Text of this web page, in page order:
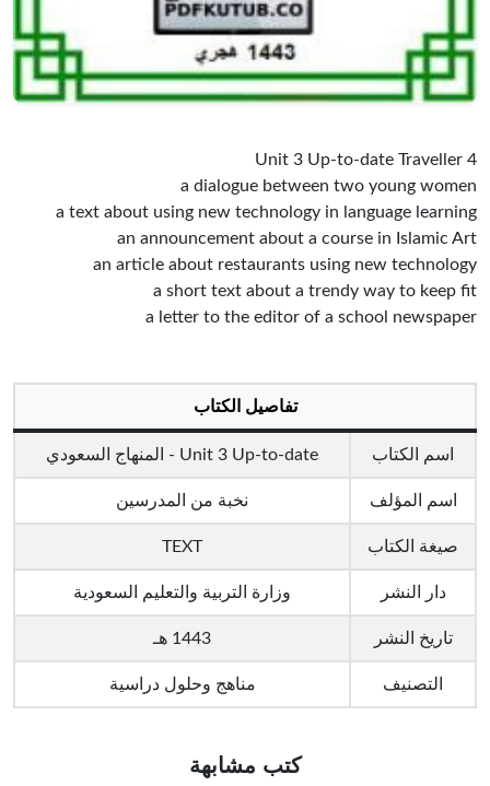
Unit 3 Up-to-date Traveller 4
a dialogue between two young women
a text about using new technology in language learning
an announcement about a course in Islamic Art
an article about restaurants using new technology
a short text about a trendy way to keep fit
a letter to the editor of a school newspaper
تفاصيل الكتاب
اسم الكتاب Unit 3 Up-to-date - المنهاج السعودي
اسم المؤلف نخبة من المدرسين
صيغة الكتاب TEXT
دار النشر وزارة التربية والتعليم السعودية
تاريخ النشر 1443 هـ
التصنيف مناهج وحلول دراسية
كتب مشابهة